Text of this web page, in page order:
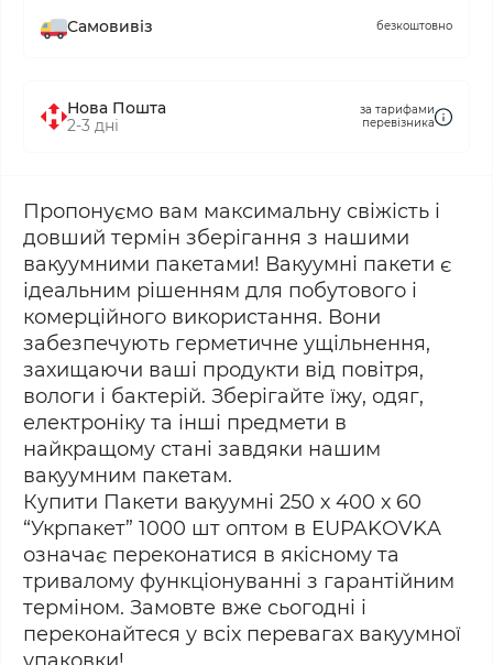
Самовивіз безкоштовно
Нова Пошта
2-3 дні
за тарифами
перевізника
Пропонуємо вам максимальну свіжість і
довший термін зберігання з нашими
вакуумними пакетами! Вакуумні пакети є
ідеальним рішенням для побутового і
комерційного використання. Вони
забезпечують герметичне ущільнення,
захищаючи ваші продукти від повітря,
вологи і бактерій. Зберігайте їжу, одяг,
електроніку та інші предмети в
найкращому стані завдяки нашим
вакуумним пакетам.
Купити Пакети вакуумні 250 х 400 х 60
“Укрпакет” 1000 шт оптом в EUPAKOVKA
означає переконатися в якісному та
тривалому функціонуванні з гарантійним
терміном. Замовте вже сьогодні і
переконайтеся у всіх перевагах вакуумної